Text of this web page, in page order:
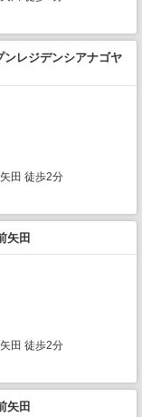
ンレジデンシアナゴヤ
田 徒歩2分
矢田
田 徒歩2分
矢田